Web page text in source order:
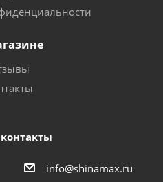
info@shinamax.ru